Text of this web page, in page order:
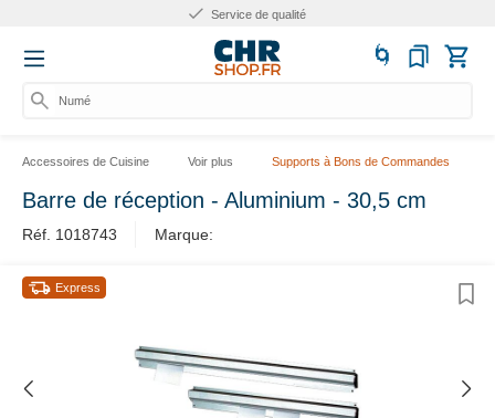
Service de qualité
Numér
Accessoires de Cuisine Voir plus Supports à Bons de Commandes
Barre de réception - Aluminium - 30,5 cm
Réf. 1018743 Marque:
Express